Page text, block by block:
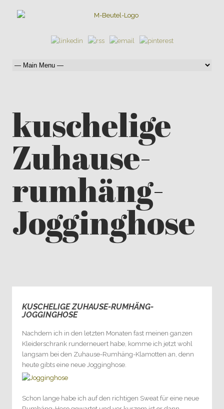
kuschelige
Zuhause-
rumhäng-
Jogginghose
KUSCHELIGE ZUHAUSE-RUMHÄNG-
JOGGINGHOSE
Nachdem ich in den letzten Monaten fast meinen ganzen
Kleiderschrank runderneuert habe, komme ich jetzt wohl
langsam bei den Zuhause-Rumhäng-Klamotten an, denn
heute gibts eine neue Jogginghose.
Schon lange habe ich auf den richtigen Sweat für eine neue